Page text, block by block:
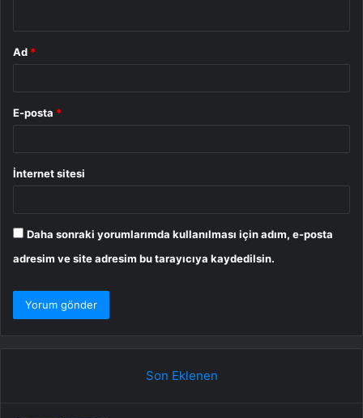
Ad *
E-posta *
İnternet sitesi
Daha sonraki yorumlarımda kullanılması için adım, e-posta
adresim ve site adresim bu tarayıcıya kaydedilsin.
Son Eklenen